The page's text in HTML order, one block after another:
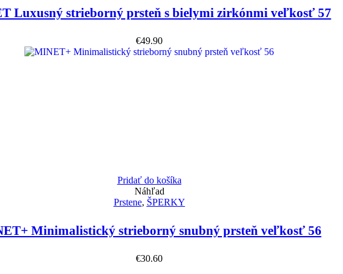
Luxusný strieborný prsteň s bielymi zirkónmi veľkosť 57
€49.90
Pridať do košíka
Náhľad
Prstene, ŠPERKY
Minimalistický strieborný snubný prsteň veľkosť 56
€30.60